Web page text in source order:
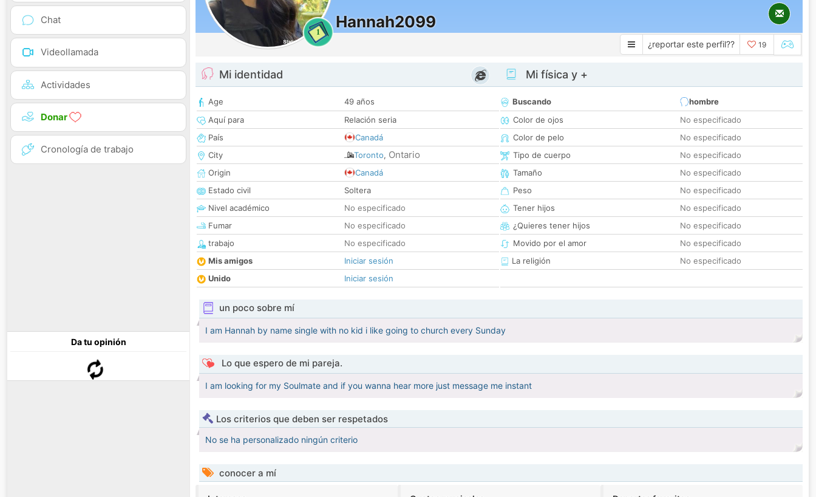
Chat
Videollamada
Actividades
Donar
Cronología de trabajo
Da tu opinión
1
Hannah2099
¿reportar este perfil?? 19
Mi identidad
Age
49 años
Aquí para
Relación seria
País
Canadá
City
Toronto, Ontario
Origin
Canadá
Estado civil
Soltera
Nivel académico
No especificado
Fumar
No especificado
trabajo
No especificado
Mis amigos
Iniciar sesión
Unido
Iniciar sesión
Mi física y +
Buscando
hombre
Color de ojos
No especificado
Color de pelo
No especificado
Tipo de cuerpo
No especificado
Tamaño
No especificado
Peso
No especificado
Tener hijos
No especificado
¿Quieres tener hijos
No especificado
Movido por el amor
No especificado
La religión
No especificado
un poco sobre mí
I am Hannah by name single with no kid i like going to church every Sunday
Lo que espero de mi pareja.
I am looking for my Soulmate and if you wanna hear more just message me instant
Los criterios que deben ser respetados
No se ha personalizado ningún criterio
conocer a mí